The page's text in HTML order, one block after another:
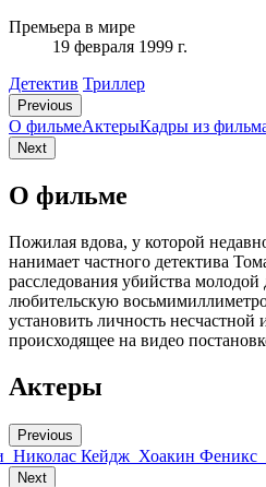
Премьера в мире
19 февраля 1999 г.
Детектив Триллер
Previous
О фильмеАктерыКадры из
Next
О фильме
Пожилая вдова, у которой
нанимает частного детектива
расследования убийства
любительскую
установить личность
происходящее на видео
Актеры
Previous
Николас Кейдж Хоакин Феникс
Next